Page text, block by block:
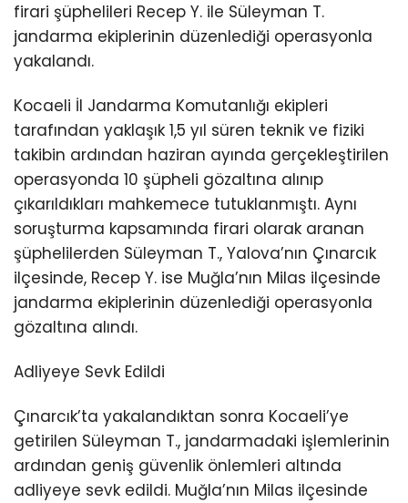
firari şüphelileri Recep Y. ile Süleyman T.
jandarma ekiplerinin düzenlediği operasyonla
yakalandı.
Kocaeli İl Jandarma Komutanlığı ekipleri
tarafından yaklaşık 1,5 yıl süren teknik ve fiziki
takibin ardından haziran ayında gerçekleştirilen
operasyonda 10 şüpheli gözaltına alınıp
çıkarıldıkları mahkemece tutuklanmıştı. Aynı
soruşturma kapsamında firari olarak aranan
şüphelilerden Süleyman T., Yalova’nın Çınarcık
ilçesinde, Recep Y. ise Muğla’nın Milas ilçesinde
jandarma ekiplerinin düzenlediği operasyonla
gözaltına alındı.
Adliyeye Sevk Edildi
Çınarcık’ta yakalandıktan sonra Kocaeli’ye
getirilen Süleyman T., jandarmadaki işlemlerinin
ardından geniş güvenlik önlemleri altında
adliyeye sevk edildi. Muğla’nın Milas ilçesinde